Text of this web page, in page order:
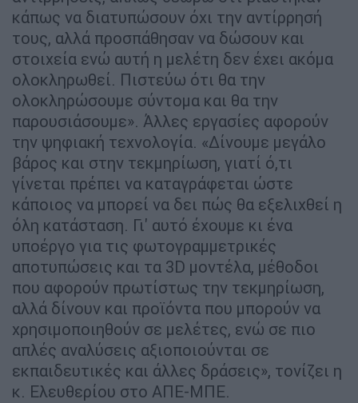
κάπως να διατυπώσουν όχι την αντίρρησή
τους, αλλά προσπάθησαν να δώσουν και
στοιχεία ενώ αυτή η μελέτη δεν έχει ακόμα
ολοκληρωθεί. Πιστεύω ότι θα την
ολοκληρώσουμε σύντομα και θα την
παρουσιάσουμε». Άλλες εργασίες αφορούν
την ψηφιακή τεχνολογία. «Δίνουμε μεγάλο
βάρος και στην τεκμηρίωση, γιατί ό,τι
γίνεται πρέπει να καταγράφεται ώστε
κάποιος να μπορεί να δει πώς θα εξελιχθεί η
όλη κατάσταση. Γι' αυτό έχουμε κι ένα
υποέργο για τις φωτογραμμετρικές
αποτυπώσεις και τα 3D μοντέλα, μέθοδοι
που αφορούν πρωτίστως την τεκμηρίωση,
αλλά δίνουν και προϊόντα που μπορούν να
χρησιμοποιηθούν σε μελέτες, ενώ σε πιο
απλές αναλύσεις αξιοποιούνται σε
εκπαιδευτικές και άλλες δράσεις», τονίζει η
κ. Ελευθερίου στο ΑΠΕ-ΜΠΕ.